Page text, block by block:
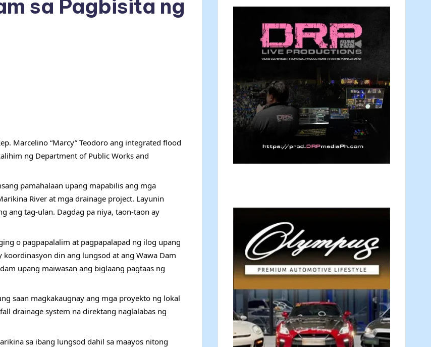
sa Pagbisita ng
Marcelino “Marcy” Teodoro ang integrated flood
ng Department of Public Works and
pamahalaan upang mapabilis ang mga
River at mga drainage project. Layunin
ang tag-ulan. Dagdag pa niya, taon-taon ay
o pagpapalalim at pagpapalapad ng ilog upang
din ang lungsod at ang Wawa Dam
upang maiwasan ang biglaang pagtaas ng
saan magkakaugnay ang mga proyekto ng lokal
drainage system na direktang naglalabas ng
sa ibang lungsod dahil sa maayos nitong